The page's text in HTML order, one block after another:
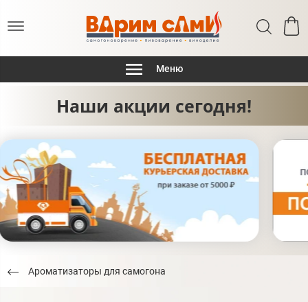
Меню
Наши акции сегодня!
Ароматизаторы для самогона